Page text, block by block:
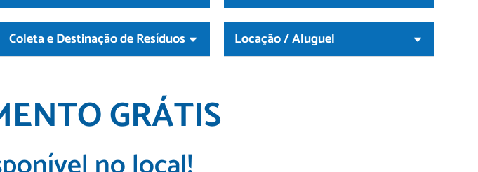
Coleta e Destinação de Resíduos Locação / Aluguel
GRÁTIS